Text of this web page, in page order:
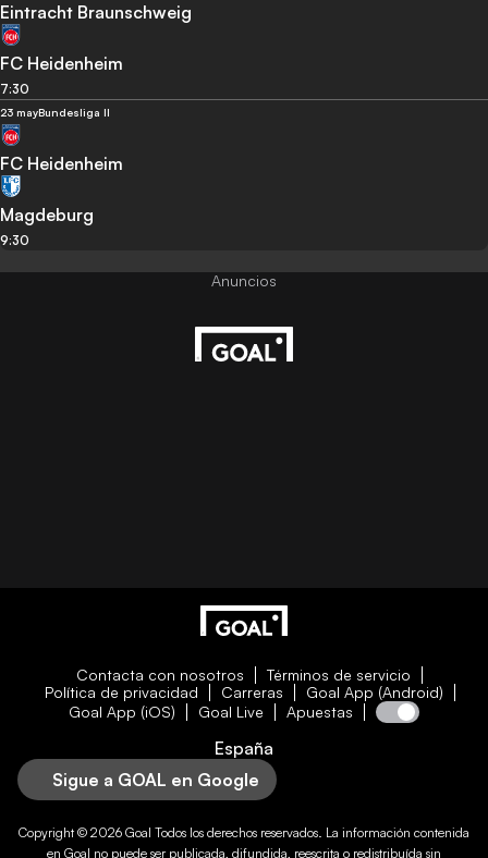
Eintracht Braunschweig
FC Heidenheim
7:30
23 mayBundesliga II
FC Heidenheim
Magdeburg
9:30
Contacta con nosotros
Términos de servicio
Política de privacidad
Carreras
Goal App (Android)
Goal App (iOS)
Goal Live Apuestas
España
Sigue a GOAL en Google
Copyright © 2026 Goal Todos los derechos reservados. La información contenida
en Goal no puede ser publicada, difundida, reescrita o redistribuída sin